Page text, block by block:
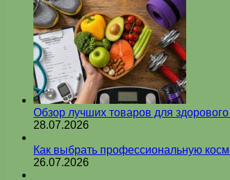
Обзор лучших товаров для
28.07.2026
Как выбрать профессиональную
26.07.2026